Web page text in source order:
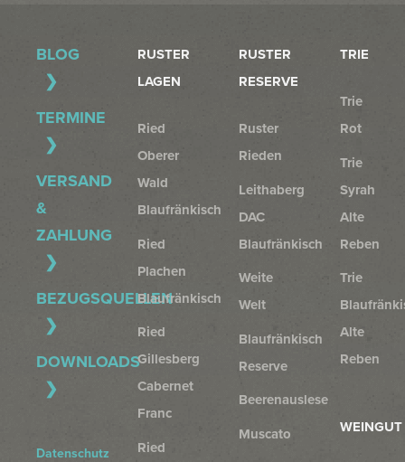
BLOG
TERMINE
VERSAND
&
ZAHLUNG
BEZUGSQUELLEN
DOWNLOADS
Datenschutz
RUSTER
LAGEN
Ried
Oberer
Wald
Blaufränkisch
Ried
Plachen
Blaufränkisch
Ried
Gillesberg
Cabernet
Franc
Ried
RUSTER
RESERVE
Ruster
Rieden
Leithaberg
DAC
Blaufränkisch
Weite
Welt
Blaufränkisch
Reserve
Beerenauslese
Muscato
TRIE
Trie
Rot
Trie
Syrah
Alte
Reben
Trie
Alte
Reben
WEINGUT